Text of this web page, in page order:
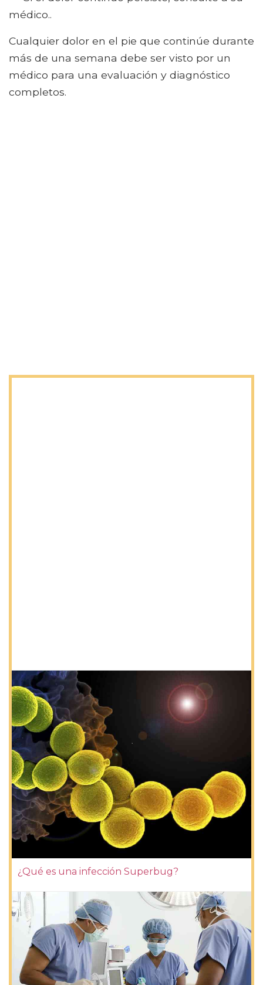
médico..
Cualquier dolor en el pie que continúe durante
más de una semana debe ser visto por un
médico para una evaluación y diagnóstico
completos.
¿Qué es una infección Superbug?